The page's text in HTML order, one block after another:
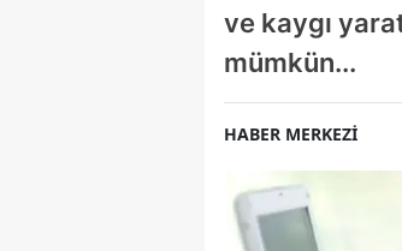
ve kaygı
mümkün...
HABER MERKEZİ